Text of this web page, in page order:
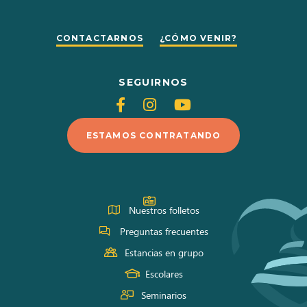
CONTACTARNOS ¿CÓMO VENIR?
SEGUIRNOS
Siganos
en
Facebook
Siganos
en
Instagram
Siganos
en
Youtube
ESTAMOS CONTRATANDO
Nuestros folletos
Preguntas frecuentes
Estancias en grupo
Escolares
Seminarios